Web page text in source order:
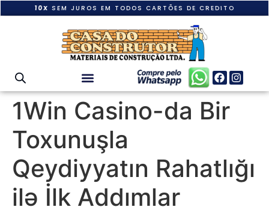
10X SEM JUROS EM TODOS CARTÕES DE CREDITO
1Win Casino-da Bir
Toxunuşla
Qeydiyyatın Rahatlığı
ilə İlk Addımlar